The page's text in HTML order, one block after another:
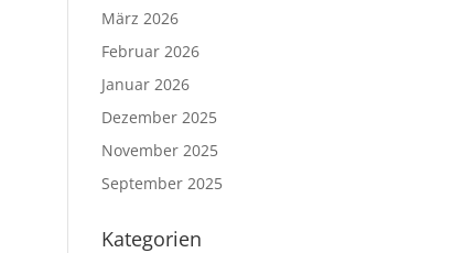
März 2026
Februar 2026
Januar 2026
Dezember 2025
November 2025
September 2025
Kategorien